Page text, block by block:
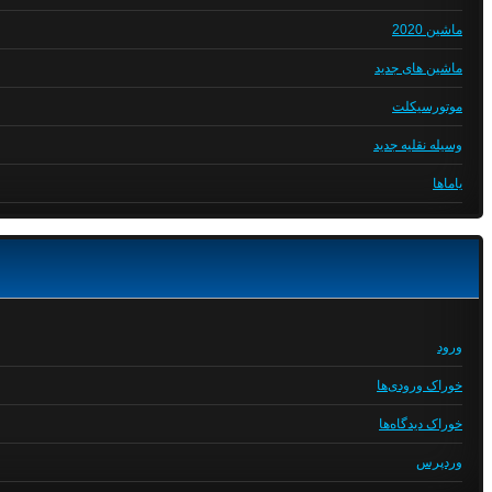
ماشین 2020
ماشین های جدید
موتورسیکلت
وسیله نقلیه جدید
یاماها
ورود
خوراک ورودی‌ها
خوراک دیدگاه‌ها
وردپرس